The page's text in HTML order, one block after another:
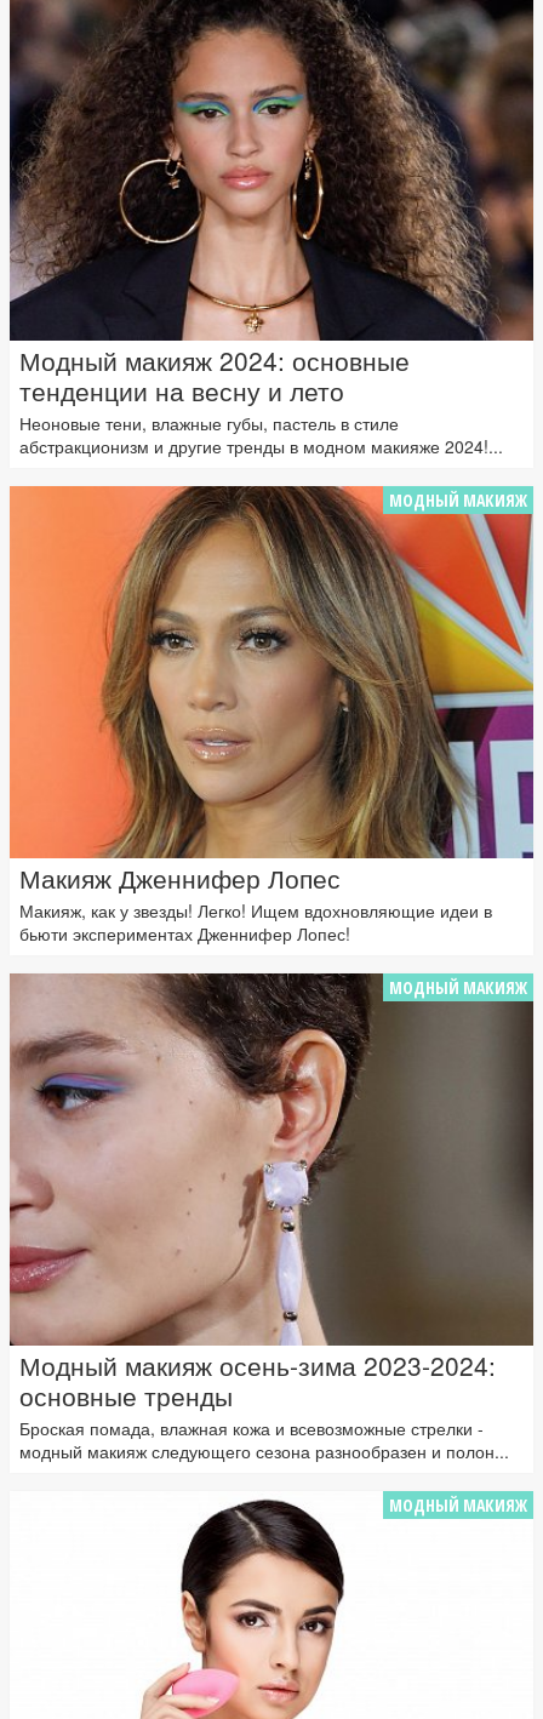
Модный макияж 2024: основные
тенденции на весну и лето
Неоновые тени, влажные губы, пастель в стиле
абстракционизм и другие тренды в модном макияже 2024!...
МОДНЫЙ МАКИЯЖ
Макияж Дженнифер Лопес
Макияж, как у звезды! Легко! Ищем вдохновляющие идеи в
бьюти экспериментах Дженнифер Лопес!
МОДНЫЙ МАКИЯЖ
Модный макияж осень-зима 2023-2024:
основные тренды
Броская помада, влажная кожа и всевозможные стрелки -
модный макияж следующего сезона разнообразен и полон...
МОДНЫЙ МАКИЯЖ